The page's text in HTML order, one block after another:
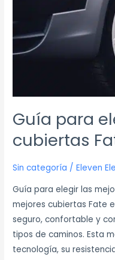
Guía para
cubiertas
Sin categoría /Eleven
Guía para elegir las
mejores cubiertas Fate
seguro, confortable y
tipos de caminos. Esta
tecnología, su